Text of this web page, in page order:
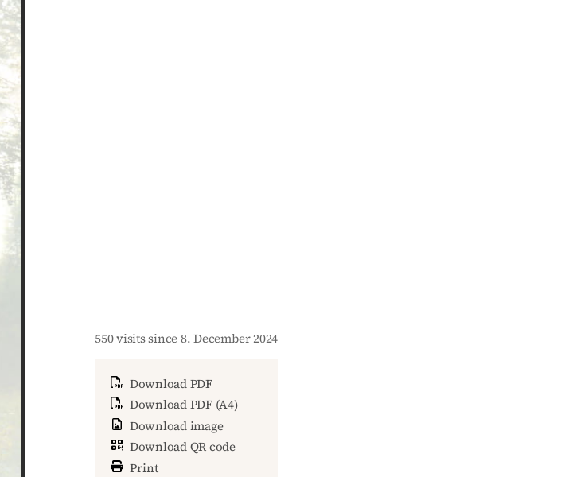
550 visits since 8. December 2024
Download PDF
Download PDF (A4)
Download image
Download QR code
Print